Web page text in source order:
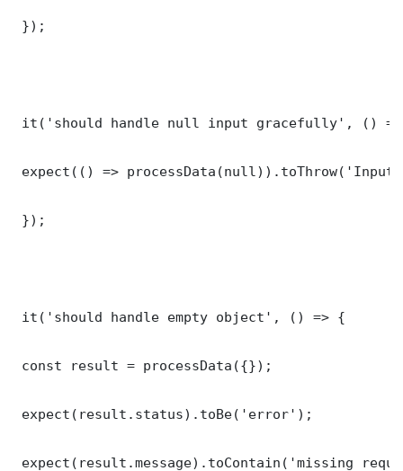
});
it('should handle null input gracefully', ()
expect(() =>
});
it('should handle empty object', () => {
const result = processData({});
expect(result.status).toBe('error');
expect(result.message).toContain('missing